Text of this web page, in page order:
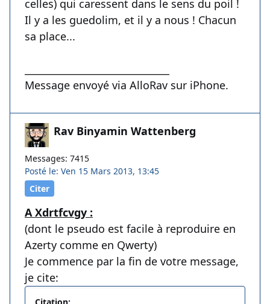
celles) qui caressent dans le sens du poil !
Il y a les guedolim, et il y a nous ! Chacun
sa place...
Message envoyé via AlloRav sur iPhone.
Rav Binyamin Wattenberg
Messages: 7415
Posté le: Ven 15 Mars 2013, 13:45
Citer
A Xdrtfcvgy :
(dont le pseudo est facile à reproduire en
Azerty comme en Qwerty)
Je commence par la fin de votre message,
je cite: